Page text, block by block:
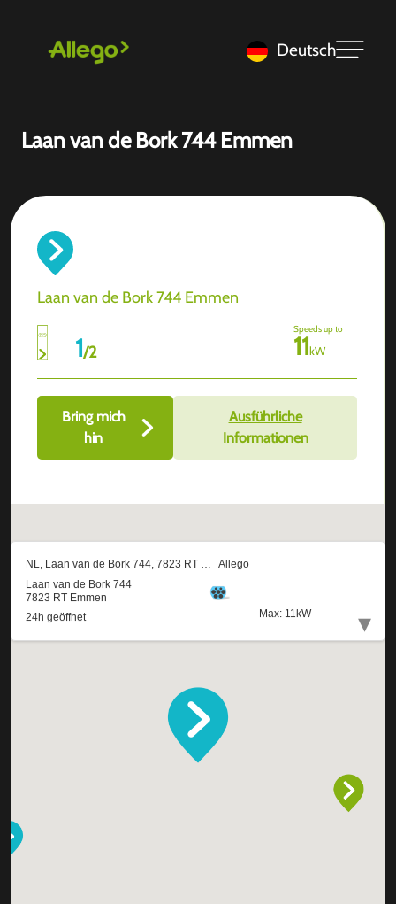
Deutsch
Laan van de Bork 744 Emmen
Laan van de Bork 744 Emmen
1/2
Speeds up to
11kW
Bring mich
hin
Ausführliche
Informationen